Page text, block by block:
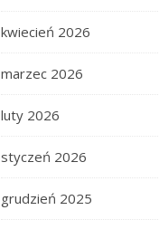
kwiecień 2026
marzec 2026
luty 2026
styczeń 2026
grudzień 2025